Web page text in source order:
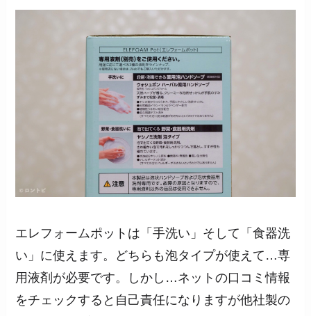
エレフォームポットは「手洗い」そして「食器洗
い」に使えます。どちらも泡タイプが使えて…専
用液剤が必要です。しかし…ネットの口コミ情報
をチェックすると自己責任になりますが他社製の